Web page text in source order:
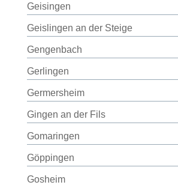
Geisingen
Geislingen an der Steige
Gengenbach
Gerlingen
Germersheim
Gingen an der Fils
Gomaringen
Göppingen
Gosheim